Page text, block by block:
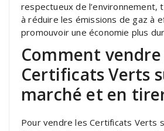
respectueux de l’environnement,
à réduire les émissions de gaz à
promouvoir une économie plus
Comment vendre
Certificats Verts
marché et en
Pour vendre les Certificats Verts